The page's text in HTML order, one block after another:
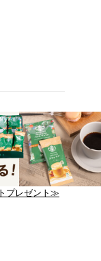
プレゼント≫